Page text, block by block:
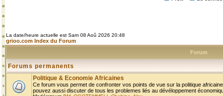
La date/heure actuelle est Sam 08 Aoû 2026 20:48
grioo.com Index du Forum
Forum
Forums permanents
Politique & Economie Africaines
Ce forum vous permet de confronter vos points de vue sur la politique
pouvez aussi discuter de tous les problemes liés au dévéloppement